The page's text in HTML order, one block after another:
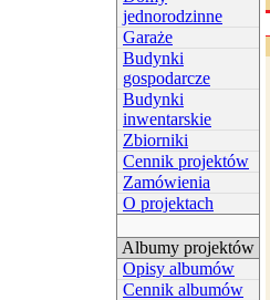
jednorodzinne
Garaże
Budynki
gospodarcze
Budynki
inwentarskie
Zbiorniki
Cennik projektów
Zamówienia
O projektach
Albumy projektów
Opisy albumów
Cennik albumów